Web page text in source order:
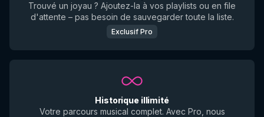
Trouvé un joyau ? Ajoutez-la à vos playlists ou en file
d'attente – pas besoin de sauvegarder toute la liste.
Exclusif Pro
Historique illimité
Votre parcours musical complet. Avec Pro, nous